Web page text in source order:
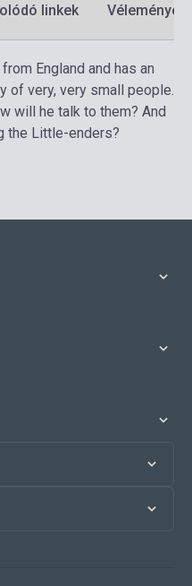
linkek Vélemények
England and has an
of very, very small people.
will he talk to them? And
the Little-enders?